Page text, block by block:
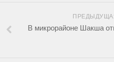
В микрорайоне Шакша